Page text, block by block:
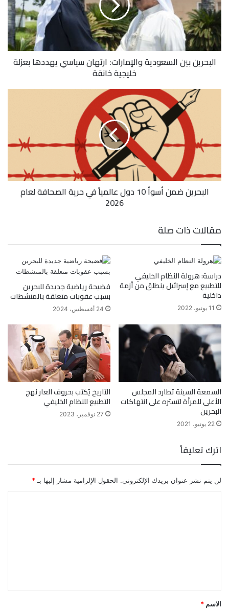
البحرين بين السعودية والإمارات: ارتهان سياسي يهددها بعزلة
خليجية خانقة
البحرين ضمن أسوأ 10 دول عالمياً في حرية الصحافة لعام
2026
مقالات ذات صلة
دراسة: هرولة النظام الخليفي
للتطبيع مع إسرائيل ينطلق من أزمة
داخلية
11 يونيو، 2022
فضيحة رياضية جديدة للبحرين
بسبب عقوبات متعلقة بالمنشطات
24 أغسطس، 2024
السمعة السيئة تطارد المجلس
الأعلى للمرأة لتستره على انتهاكات
البحرين
22 يونيو، 2021
التاريخ يٌكتب بحروف العار نهج
التطبيع للنظام الخليفي
27 نوفمبر، 2023
اترك تعليقاً
لن يتم نشر عنوان بريدك الإلكتروني. الحقول الإلزامية مشار إليها بـ *
ق
*
الاسم *